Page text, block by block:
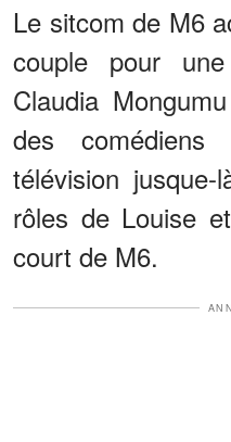
Le sitcom de M6
couple pour
Claudia
des
télévision
rôles de Louise
court de M6.